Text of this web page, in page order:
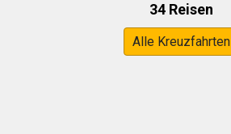
34 Reisen
Alle Kreuzfahrten